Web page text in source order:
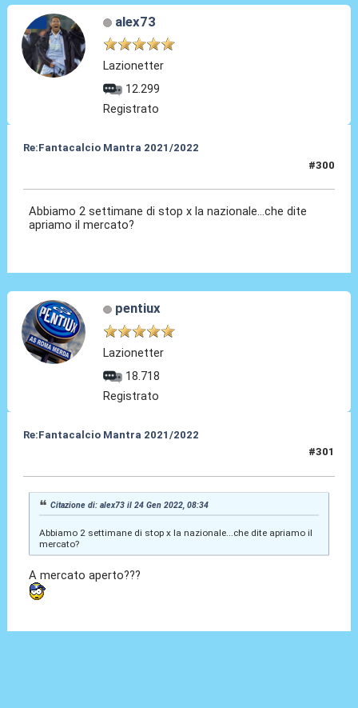
alex73
Lazionetter
12.299
Registrato
Re:Fantacalcio Mantra 2021/2022
#300
Abbiamo 2 settimane di stop x la nazionale...che dite
apriamo il mercato?
pentiux
Lazionetter
18.718
Registrato
Re:Fantacalcio Mantra 2021/2022
#301
Citazione di: alex73 il 24 Gen 2022, 08:34
Abbiamo 2 settimane di stop x la nazionale...che dite apriamo il
mercato?
A mercato aperto???